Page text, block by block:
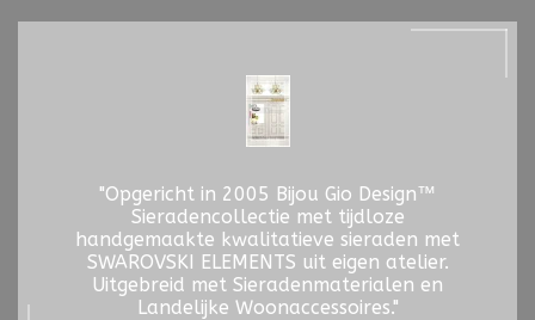
"Opgericht in 2005 Bijou Gio Design™
Sieradencollectie met tijdloze
handgemaakte kwalitatieve sieraden met
SWAROVSKI ELEMENTS uit eigen atelier.
Uitgebreid met Sieradenmaterialen en
Landelijke Woonaccessoires."